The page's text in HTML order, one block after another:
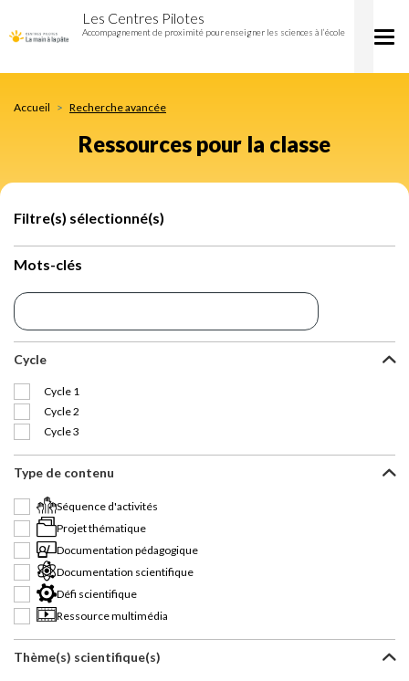
pour
au
contenu
Les Centres Pilotes
Accompagnement de proximité pour enseigner les sciences à l’école
Accueil Recherche avancée
Ressources pour la classe
Filtre(s) sélectionné(s)
Mots-clés
Cycle
Cycle 1
Cycle 2
Cycle 3
Type de contenu
Séquence d'activités
Projet thématique
Documentation pédagogique
Documentation scientifique
Défi scientifique
Ressource multimédia
Thème(s) scientifique(s)